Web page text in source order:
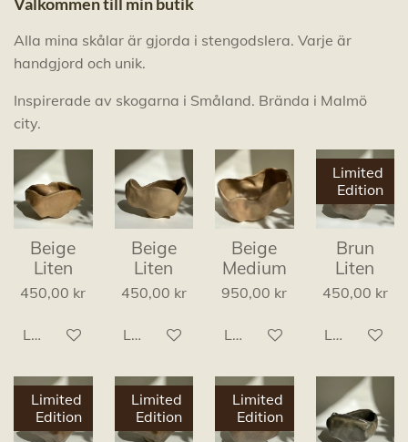
Alla mina skålar är gjorda i stengodslera. Varje är
handgjord och unik.
Inspirerade av skogarna i Småland. Brända i Malmö
city.
Beige
Liten
450,00 kr
Lägg till i varukorg
Beige
Liten
450,00 kr
Lägg till i varukorg
Beige
Medium
950,00 kr
Lägg till i varukorg
Limited
Edition
Brun
Liten
450,00 kr
Lägg till i
Limited
Edition
Limited
Edition
Limited
Edition